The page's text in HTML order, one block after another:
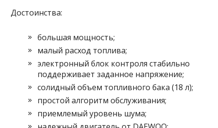
Достоинства:
большая мощность;
малый расход топлива;
электронный блок контроля стабильно
поддерживает заданное напряжение;
солидный объем топливного бака (18 л);
простой алгоритм обслуживания;
приемлемый уровень шума;